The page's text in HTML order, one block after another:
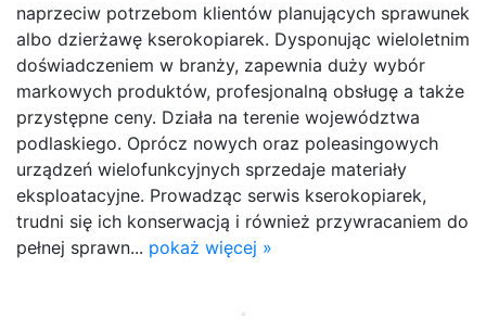
naprzeciw potrzebom klientów planujących sprawunek
albo dzierżawę kserokopiarek. Dysponując wieloletnim
doświadczeniem w branży, zapewnia duży wybór
markowych produktów, profesjonalną obsługę a także
przystępne ceny. Działa na terenie województwa
podlaskiego. Oprócz nowych oraz poleasingowych
urządzeń wielofunkcyjnych sprzedaje materiały
eksploatacyjne. Prowadząc serwis kserokopiarek,
trudni się ich konserwacją i również przywracaniem do
pełnej sprawn... pokaż więcej »